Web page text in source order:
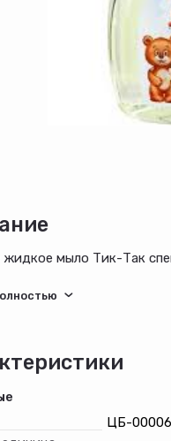
мыло Тик-Так
ромашки, успокаивает и
ЦБ-